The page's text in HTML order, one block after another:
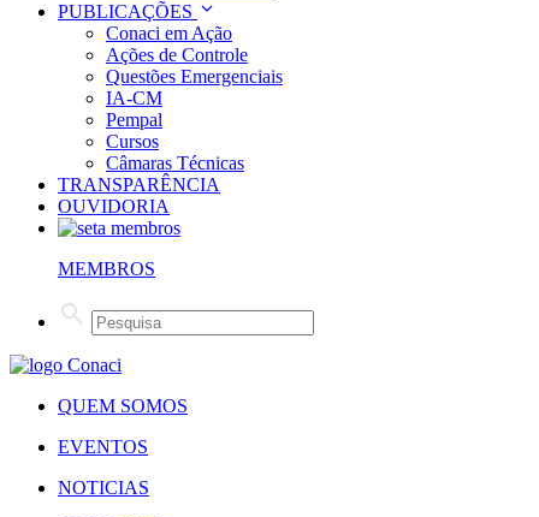
PUBLICAÇÕES
Conaci em Ação
Ações de Controle
Questões Emergenciais
IA-CM
Pempal
Cursos
Câmaras Técnicas
TRANSPARÊNCIA
OUVIDORIA
MEMBROS
QUEM SOMOS
EVENTOS
NOTICIAS